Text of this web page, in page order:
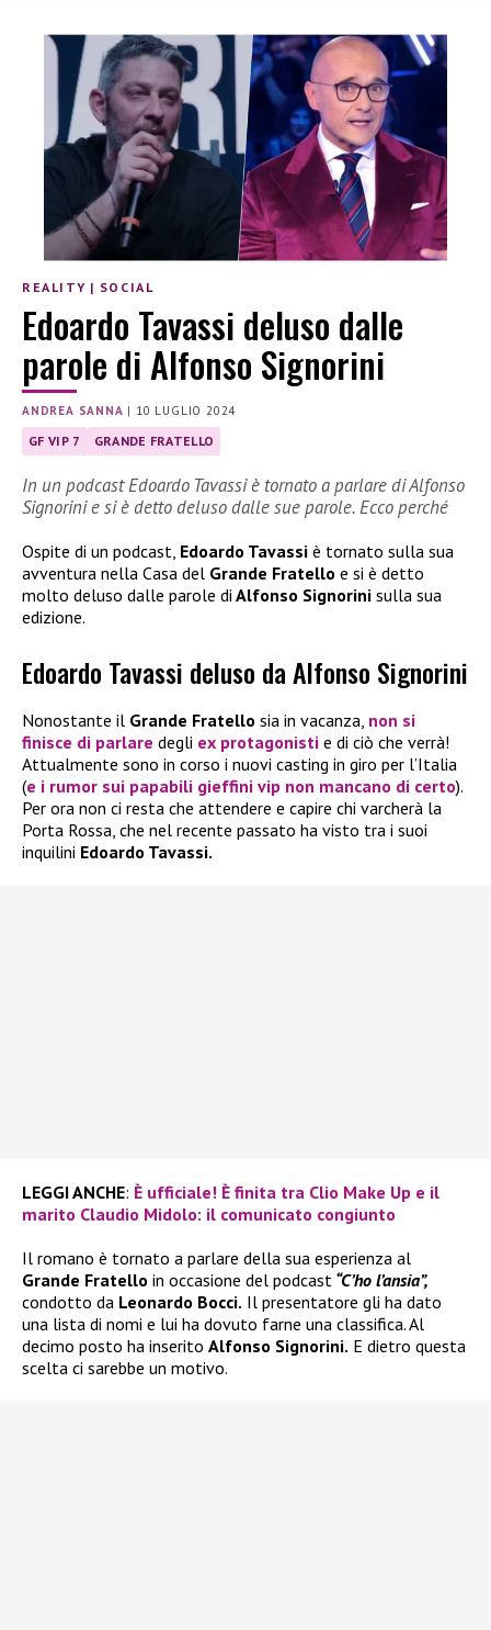
REALITY | SOCIAL
Edoardo Tavassi deluso dalle
parole di Alfonso Signorini
ANDREA SANNA | 10 LUGLIO 2024
GF VIP 7 GRANDE FRATELLO
In un podcast Edoardo Tavassi è tornato a parlare di Alfonso
Signorini e si è detto deluso dalle sue parole. Ecco perché
Ospite di un podcast, Edoardo Tavassi è tornato sulla sua
avventura nella Casa del Grande Fratello e si è detto
molto deluso dalle parole di Alfonso Signorini sulla sua
edizione.
Edoardo Tavassi deluso da Alfonso Signorini
Nonostante il Grande Fratello sia in vacanza, non si
finisce di parlare degli ex protagonisti e di ciò che verrà!
Attualmente sono in corso i nuovi casting in giro per l’Italia
(e i rumor sui papabili gieffini vip non mancano di certo).
Per ora non ci resta che attendere e capire chi varcherà la
Porta Rossa, che nel recente passato ha visto tra i suoi
inquilini Edoardo Tavassi.
LEGGI ANCHE: È ufficiale! È finita tra Clio Make Up e il
marito Claudio Midolo: il comunicato congiunto
Il romano è tornato a parlare della sua esperienza al
Grande Fratello in occasione del podcast “C’ho l’ansia”,
condotto da Leonardo Bocci. Il presentatore gli ha dato
una lista di nomi e lui ha dovuto farne una classifica. Al
decimo posto ha inserito Alfonso Signorini. E dietro questa
scelta ci sarebbe un motivo.